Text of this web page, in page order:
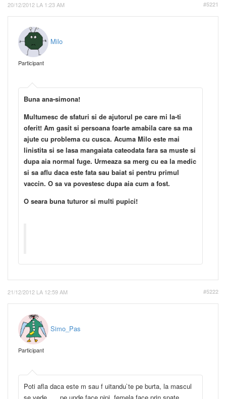
20/12/2012 LA 1:23 AM #5221
Milo
Participant
Buna ana-simona!
Multumesc de sfaturi si de ajutorul pe care mi la-ti
oferit! Am gasit si persoana foarte amabila care sa ma
ajute cu problema cu cusca. Acuma Milo este mai
linistita si se lasa mangaiata cateodata fara sa muste si
dupa aia normal fuge. Urmeaza sa merg cu ea la medic
si sa aflu daca este fata sau baiat si pentru primul
vaccin. O sa va povestesc dupa aia cum a fost.
O seara buna tuturor si multi pupici!
21/12/2012 LA 12:59 AM #5222
Simo_Pas
Participant
Poti afla daca este m sau f uitandu`te pe burta, la mascul